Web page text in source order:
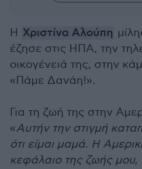
Η Χριστίνα Αλούπη
έζησε στις ΗΠΑ, την
οικογένειά της, στην
«Πάμε Δανάη!».
Για τη ζωή της στην
«Αυτήν την στιγμή
ότι είμαι μαμά. Η
κεφάλαιο της ζωής μου,